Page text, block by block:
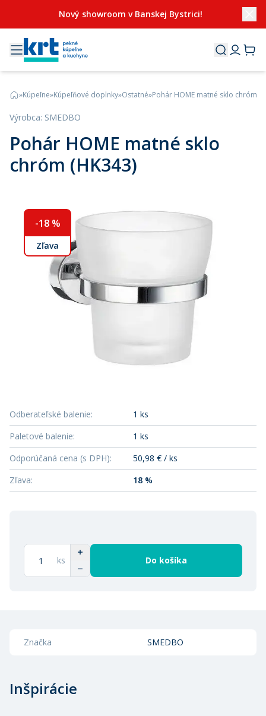
Nový showroom v Banskej Bystrici!
»Kúpeľne»Kúpeľňové doplnky»Ostatné»Pohár HOME matné sklo chróm
Výrobca: SMEDBO
Pohár HOME matné sklo
chróm (HK343)
-18%
Zľava
Odberateľské balenie:
1 ks
Paletové balenie:
1 ks
Odporúčaná cena (s DPH):
50,98 € / ks
Zľava: 18 %
ks Do košíka
Značka SMEDBO
Inšpirácie